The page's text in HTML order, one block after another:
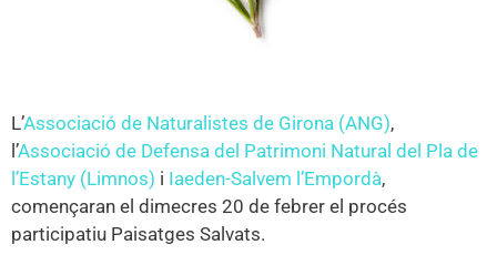
L’Associació de Naturalistes de Girona (ANG),
l’Associació de Defensa del Patrimoni Natural del Pla de
l’Estany (Limnos) i Iaeden-Salvem l’Empordà,
començaran el dimecres 20 de febrer el procés
participatiu Paisatges Salvats.